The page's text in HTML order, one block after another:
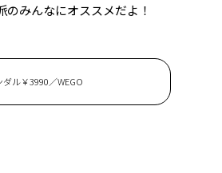
のみんなにオススメだよ！
ル￥3990／WEGO